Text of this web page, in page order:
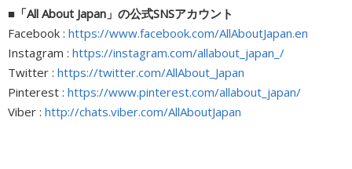
■「All About Japan」の公式SNSアカウント
Facebook : https://www.facebook.com/AllAboutJapan.en
Instagram : https://instagram.com/allabout_japan_/
Twitter : https://twitter.com/AllAbout_Japan
Pinterest : https://www.pinterest.com/allabout_japan/
Viber : http://chats.viber.com/AllAboutJapan